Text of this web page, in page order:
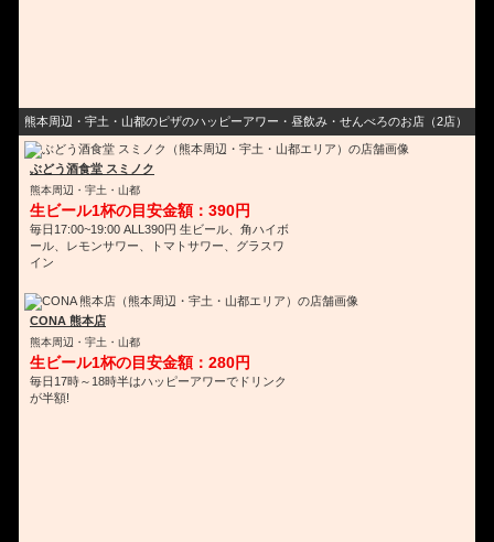
熊本周辺・宇土・山都のピザのハッピーアワー・昼飲み・せんべろのお店（2店）
ぶどう酒食堂 スミノク
熊本周辺・宇土・山都
生ビール1杯の目安金額：390円
毎日17:00~19:00 ALL390円 生ビール、角ハイボ
ール、レモンサワー、トマトサワー、グラスワ
イン
CONA 熊本店
熊本周辺・宇土・山都
生ビール1杯の目安金額：280円
毎日17時～18時半はハッピーアワーでドリンク
が半額!